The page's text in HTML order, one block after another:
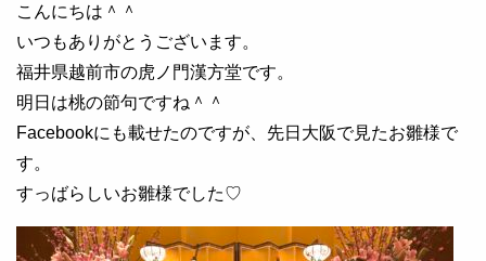
こんにちは＾＾
いつもありがとうございます。
福井県越前市の虎ノ門漢方堂です。
明日は桃の節句ですね＾＾
Facebookにも載せたのですが、先日大阪で見たお雛様で
す。
すっばらしいお雛様でした♡